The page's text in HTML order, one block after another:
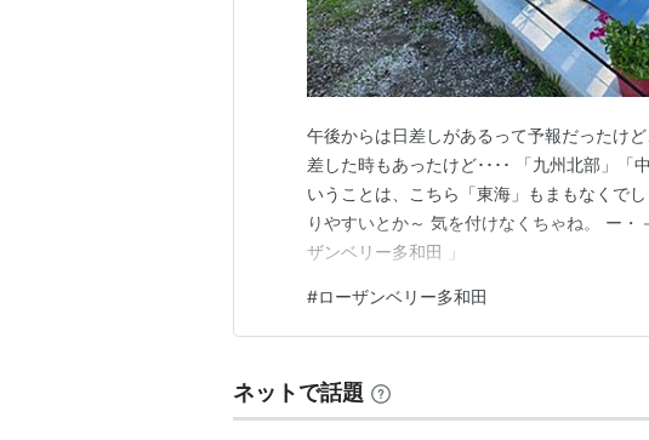
午後からは日差しがあるって予報だったけ
差した時もあったけど････ 「九州北部」「
いうことは、こちら「東海」もまもなくで
りやすいとか～ 気を付けなくちゃね。 ー
ザンベリー多和田 」
#ローザンベリー多和田
ネットで話題